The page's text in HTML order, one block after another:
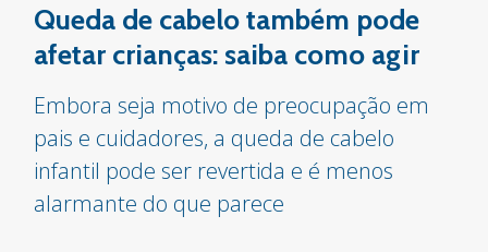
Queda de cabelo também pode
afetar crianças: saiba como agir
Embora seja motivo de preocupação em
pais e cuidadores, a queda de cabelo
infantil pode ser revertida e é menos
alarmante do que parece